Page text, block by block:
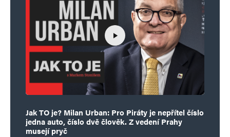
Jak TO je? Milan Urban: Pro Piráty je nepřítel číslo
jedna auto, číslo dvě člověk. Z vedení Prahy
musejí pryč